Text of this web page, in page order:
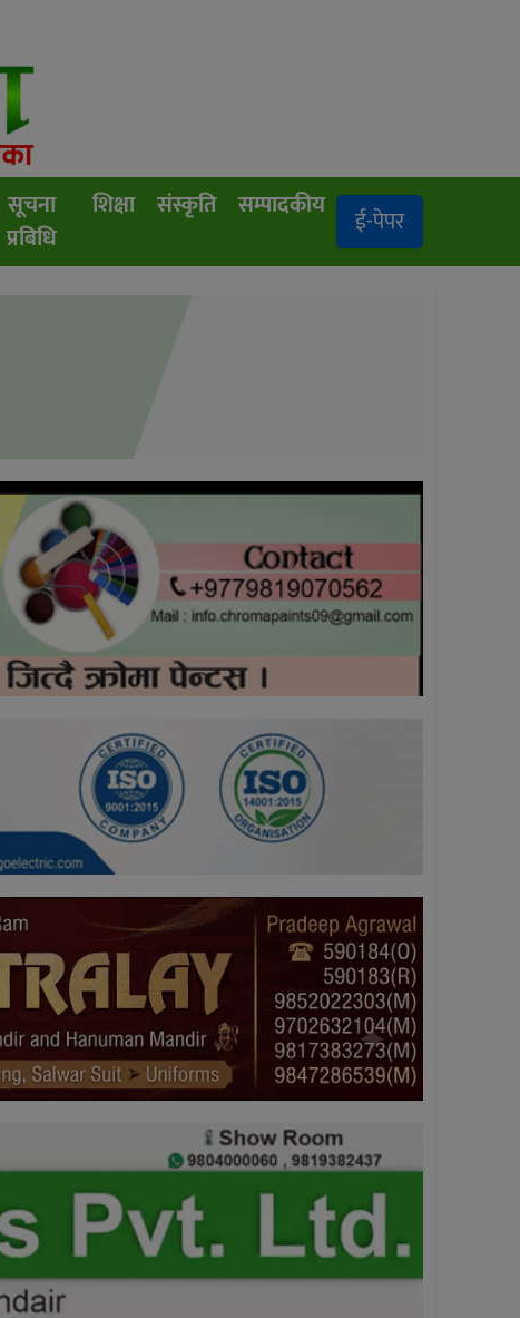
सूचना
प्रबिधि
शिक्षा संस्कृति सम्पादकीय ई-पेपर